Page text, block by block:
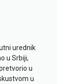
urednik
u Srbiji,
u
u